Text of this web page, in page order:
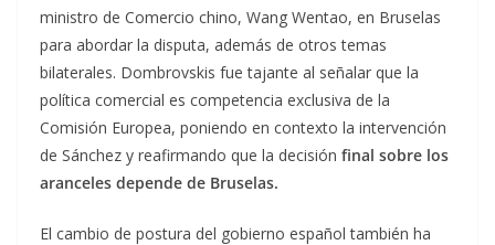
ministro de Comercio chino, Wang Wentao, en Bruselas
para abordar la disputa, además de otros temas
bilaterales. Dombrovskis fue tajante al señalar que la
política comercial es competencia exclusiva de la
Comisión Europea, poniendo en contexto la intervención
de Sánchez y reafirmando que la decisión final sobre los
aranceles depende de Bruselas.
El cambio de postura del gobierno español también ha